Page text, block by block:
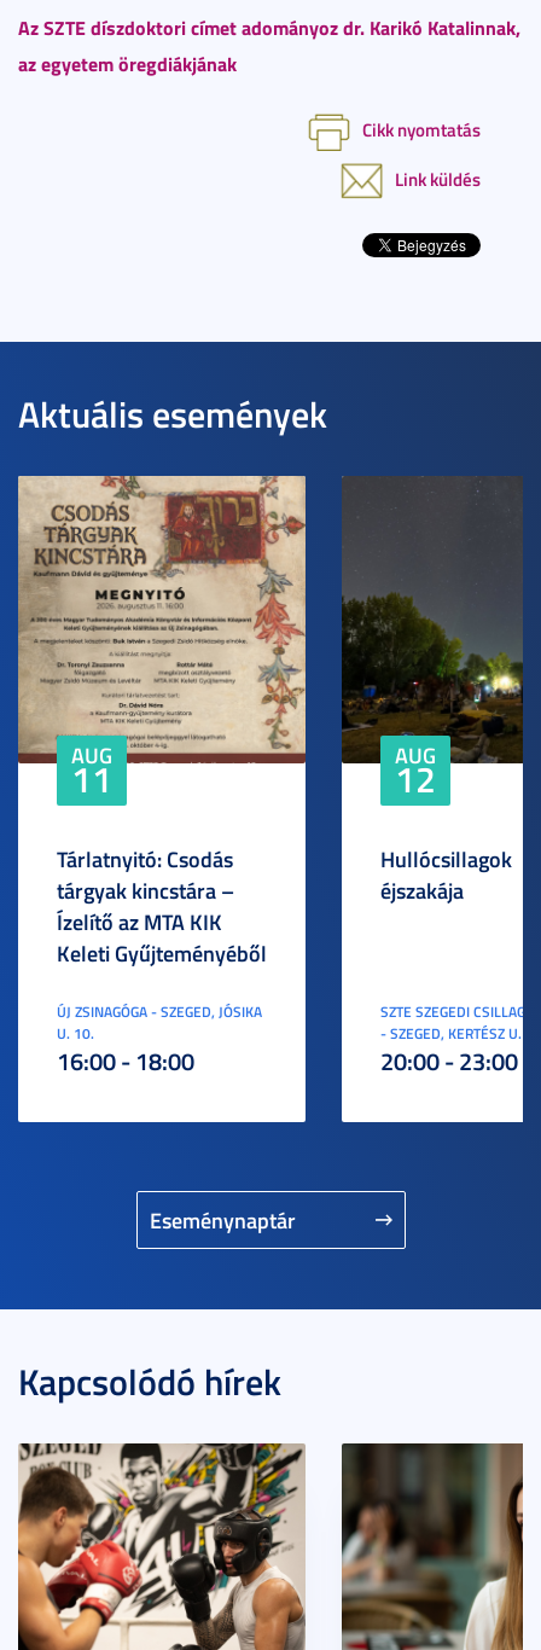
Az SZTE díszdoktori címet adományoz dr. Karikó Katalinnak,
az egyetem öregdiákjának
Cikk nyomtatás
Link küldés
Aktuális események
Eseménynaptár
AUG
11
Tárlatnyitó: Csodás
tárgyak kincstára –
Ízelítő az MTA KIK
Keleti Gyűjteményéből
ÚJ ZSINAGÓGA - SZEGED, JÓSIKA
U. 10.
16:00 - 18:00
AUG
12
Hullócsillagok
éjszakája
SZTE SZEGEDI
- SZEGED, KERTÉSZ U. 3.
20:00 - 23:00
Kapcsolódó hírek